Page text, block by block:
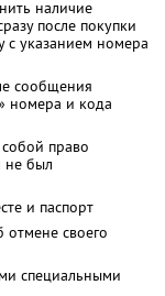
наличие
после покупки
с указанием номера
сообщения
номера и кода
право
не был
и паспорт
отмене своего
специальными